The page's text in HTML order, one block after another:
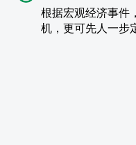
根据宏观经济事件
机，更可先人一步